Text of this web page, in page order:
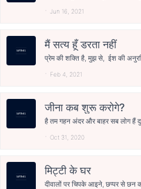
Jun 16, 2021
मैं सत्य हूँ डरता नहीं
प्रेम की शक्ति है, मुझ से, ईश की
Feb 4, 2021
जीना कब शुरू करोगे?
है तम गहन अंदर और बाहर सब लोग हैं
Oct 31, 2020
मिट्टी के घर
दीवालों पर चिपके आइने,